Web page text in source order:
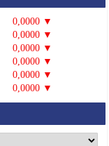
0,0000 ▼
0,0000 ▼
0,0000 ▼
0,0000 ▼
0,0000 ▼
0,0000 ▼